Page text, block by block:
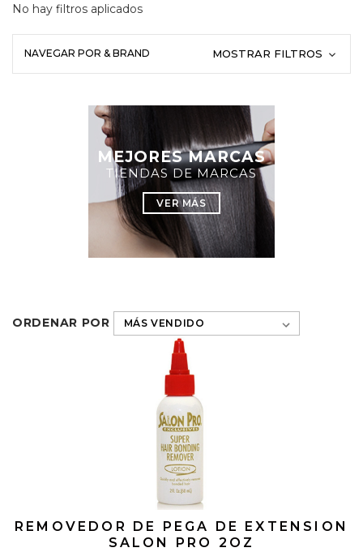
No hay filtros aplicados
NAVEGAR POR & BRAND MOSTRAR FILTROS
MEJORES MARCAS
TIENDAS DE MARCAS
VER MÁS
ORDENAR POR
REMOVEDOR DE PEGA DE EXTENSION
SALON PRO 2OZ